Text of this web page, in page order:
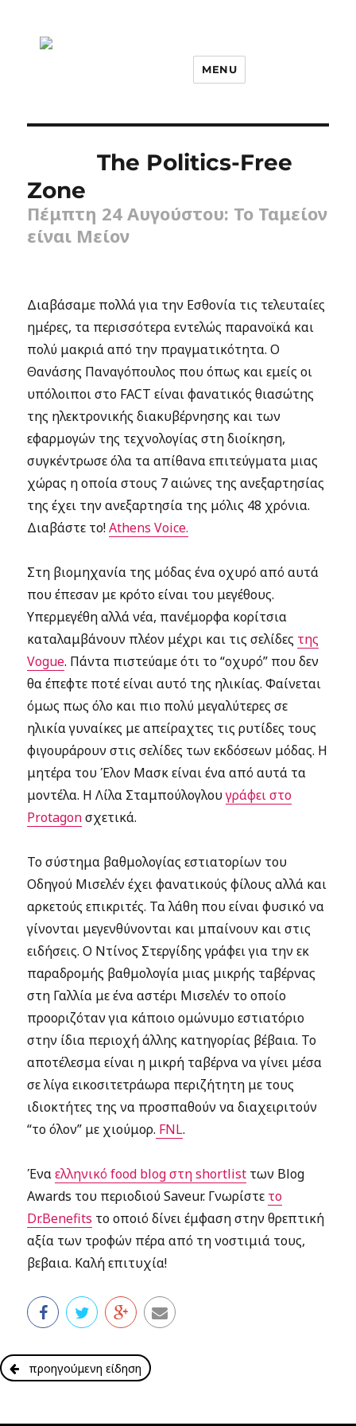
MENU
The Politics-Free
Zone
Πέμπτη 24 Αυγούστου: Το Ταμείον
είναι Μείον
Διαβάσαμε πολλά για την Εσθονία τις τελευταίες
ημέρες, τα περισσότερα εντελώς παρανοϊκά και
πολύ μακριά από την πραγματικότητα. Ο
Θανάσης Παναγόπουλος που όπως και εμείς οι
υπόλοιποι στο FACT είναι φανατικός θιασώτης
της ηλεκτρονικής διακυβέρνησης και των
εφαρμογών της τεχνολογίας στη διοίκηση,
συγκέντρωσε όλα τα απίθανα επιτεύγματα μιας
χώρας η οποία στους 7 αιώνες της ανεξαρτησίας
της έχει την ανεξαρτησία της μόλις 48 χρόνια.
Διαβάστε το!Athens Voice.
Στη βιομηχανία της μόδας ένα οχυρό από αυτά
που έπεσαν με κρότο είναι του μεγέθους.
Υπερμεγέθη αλλά νέα, πανέμορφα κορίτσια
καταλαμβάνουν πλέον μέχρι και τις σελίδες της
Vogue. Πάντα πιστεύαμε ότι το “οχυρό” που δεν
θα έπεφτε ποτέ είναι αυτό της ηλικίας. Φαίνεται
όμως πως όλο και πιο πολύ μεγαλύτερες σε
ηλικία γυναίκες με απείραχτες τις ρυτίδες τους
φιγουράρουν στις σελίδες των εκδόσεων μόδας. Η
μητέρα του Έλον Μασκ είναι ένα από αυτά τα
μοντέλα. Η Λίλα Σταμπούλογλουγράφει στο
Protagonσχετικά.
Το σύστημα βαθμολογίας εστιατορίων του
Οδηγού Μισελέν έχει φανατικούς φίλους αλλά και
αρκετούς επικριτές. Τα λάθη που είναι φυσικό να
γίνονται μεγενθύνονται και μπαίνουν και στις
ειδήσεις. Ο Ντίνος Στεργίδης γράφει για την εκ
παραδρομής βαθμολογία μιας μικρής ταβέρνας
στη Γαλλία με ένα αστέρι Μισελέν το οποίο
προοριζόταν για κάποιο ομώνυμο εστιατόριο
στην ίδια περιοχή άλλης κατηγορίας βέβαια. Το
αποτέλεσμα είναι η μικρή ταβέρνα να γίνει μέσα
σε λίγα εικοσιτετράωρα περιζήτητη με τους
ιδιοκτήτες της να προσπαθούν να διαχειριτούν
“το όλον” με χιούμορ. FNL.
Έναελληνικό food blog στη shortlist των Blog
Awards του περιοδιού Saveur. Γνωρίστε το
Dr.Benefits το οποιό δίνει έμφαση στην θρεπτική
αξία των τροφών πέρα από τη νοστιμιά τους,
βεβαια. Καλή επιτυχία!
προηγούμενη είδηση